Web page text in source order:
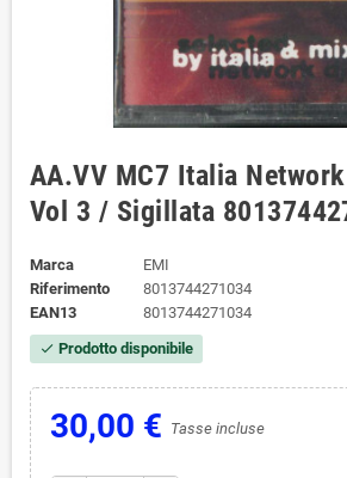
AA.VV ‎MC7 Italia
Vol 3 / Sigillata
Marca
EMI
Riferimento
8013744271034
EAN13
8013744271034
check Prodotto disponibile
30,00 € Tasse incluse